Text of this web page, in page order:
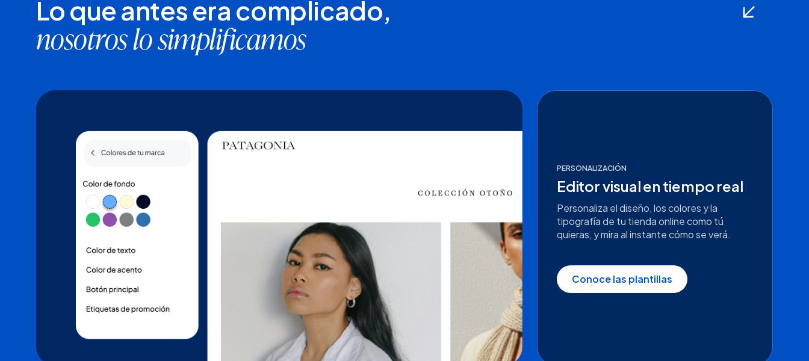
Lo que antes era complicado,
nosotros lo simplificamos
PERSONALIZACIÓN
Editor visual en tiempo real
Personaliza el diseño, los colores y la
tipografía de tu tienda online como tú
quieras, y mira al instante cómo se verá.
Conoce las plantillas